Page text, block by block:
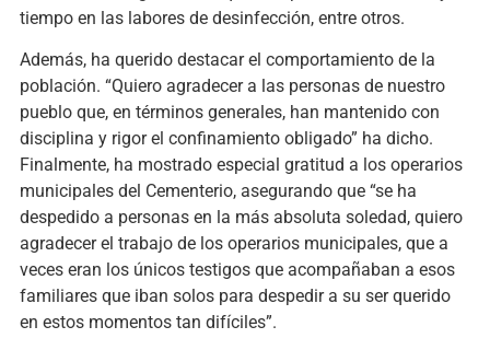
tiempo en las labores de desinfección, entre otros.
Además, ha querido destacar el comportamiento de la
población. “Quiero agradecer a las personas de nuestro
pueblo que, en términos generales, han mantenido con
disciplina y rigor el confinamiento obligado” ha dicho.
Finalmente, ha mostrado especial gratitud a los operarios
municipales del Cementerio, asegurando que “se ha
despedido a personas en la más absoluta soledad, quiero
agradecer el trabajo de los operarios municipales, que a
veces eran los únicos testigos que acompañaban a esos
familiares que iban solos para despedir a su ser querido
en estos momentos tan difíciles”.